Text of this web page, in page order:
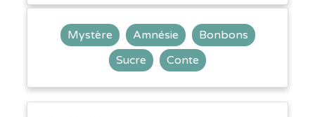
Mystère Amnésie
Bonbons
Sucre
Conte